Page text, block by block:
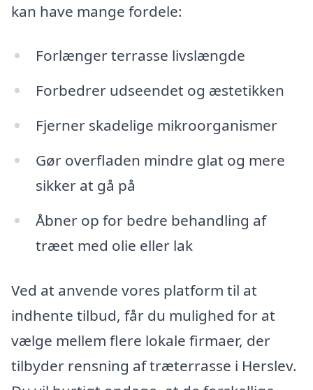
kan have mange fordele:
Forlænger terrasse livslængde
Forbedrer udseendet og æstetikken
Fjerner skadelige mikroorganismer
Gør overfladen mindre glat og mere
sikker at gå på
Åbner op for bedre behandling af
træet med olie eller lak
Ved at anvende vores platform til at
indhente tilbud, får du mulighed for at
vælge mellem flere lokale firmaer, der
tilbyder rensning af træterrasse i Herslev.